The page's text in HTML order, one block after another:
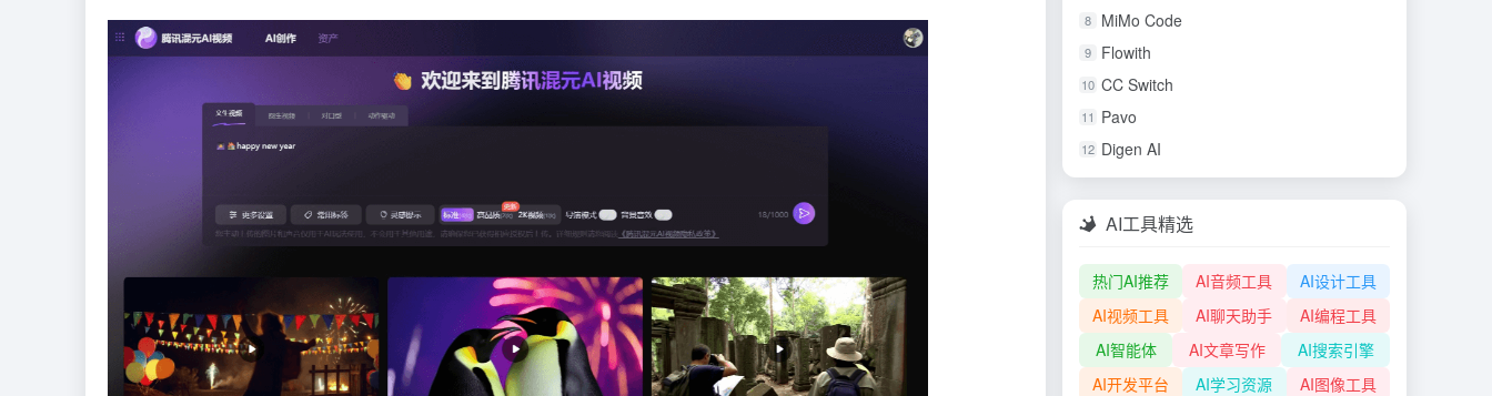
8 MiMo Code
9 Flowith
10 CC Switch
11 Pavo
12 Digen AI
AI工具精选
热门AI推荐 AI音频工具
AI设计工具
AI视频工具
AI聊天助手
AI编程工具
AI智能体
AI文章写作
AI搜索引擎
AI开发平台
AI学习资源 AI图像工具